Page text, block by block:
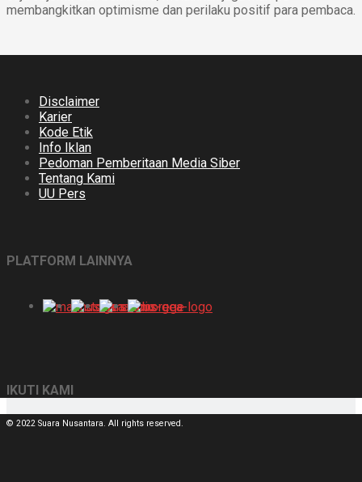
membangkitkan optimisme dan perilaku positif para pembaca.
Disclaimer
Karier
Kode Etik
Info Iklan
Pedoman Pemberitaan Media Siber
Tentang Kami
UU Pers
PLATFORM LAINNYA
IKUTI KAMI
© 2022 Suara Nusantara. All rights reserved.